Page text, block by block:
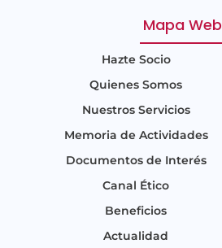
Mapa Web
Hazte Socio
Quienes Somos
Nuestros Servicios
Memoria de Actividades
Documentos de Interés
Canal Ético
Beneficios
Actualidad